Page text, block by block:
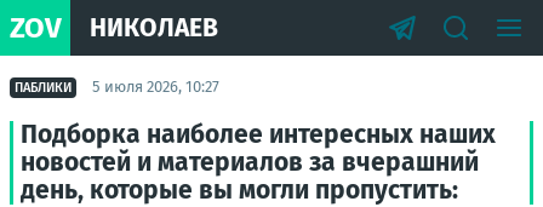
ZOV НИКОЛАЕВ
ПАБЛИКИ 5 июля 2026, 10:27
Подборка наиболее интересных наших
новостей и материалов за вчерашний
день, которые вы могли пропустить: